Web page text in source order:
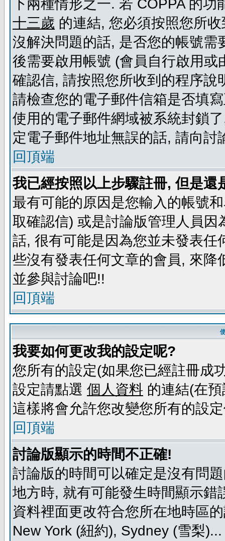
下兩種情形之一. 若 COPPA 的
十三歲 的連結, 您必須按照您所
沒解決問題的話, 是否您的帳號
後需要啟用帳號 (會員自行啟用
確認信, 請按照您所收到的程序
請檢查您的電子郵件信箱是否填
使用的電子郵件網域被系統封鎖
定電子郵件地址無誤的話, 請向
回頂端
我已經按照以上步驟註冊, 但是還
最有可能的原因是您輸入的帳號
取確認信) 或是討論版管理人員
話, 很有可能是因為您並未發表
些沒有發表任何文章的會員, 來
並參與討論吧!!
回頂端
我要如何更改我的設定呢?
您所有的設定(如果您已經註冊成
設定請點選 個人資料 的連結(在
這樣將會允許您改變您所有的設
回頂端
討論版顯示的時間不正確!
討論版的時間可以確定是沒有問
地方時, 就有可能發生時間顯示
資料裡面更改符合您所在地時區
New York (紐約), Sydney (雪梨